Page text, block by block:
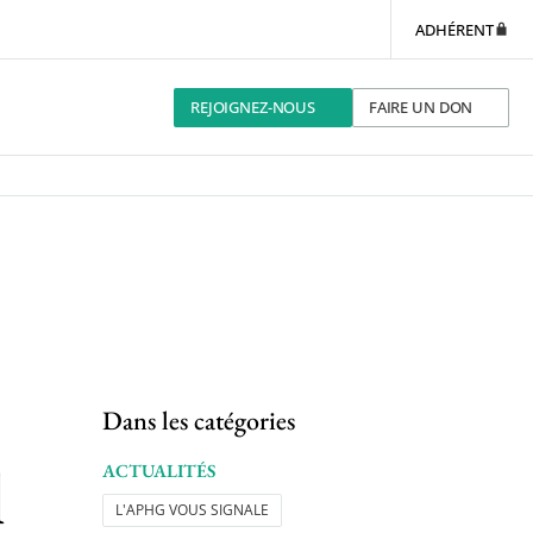
ADHÉRENT
REJOIGNEZ-NOUS FAIRE UN DON
Dans les catégories
ACTUALITÉS
L'APHG VOUS SIGNALE